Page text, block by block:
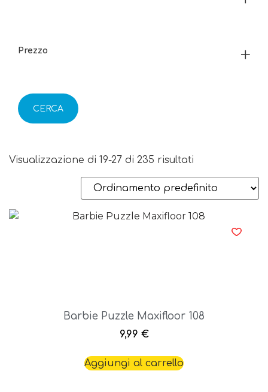
Prezzo
CERCA
Visualizzazione di 19-27 di 235 risultati
Barbie Puzzle Maxifloor 108
9,99 €
Aggiungi al carrello